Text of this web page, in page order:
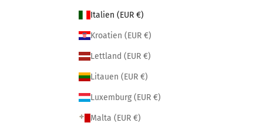
Italien (EUR €)
Kroatien (EUR €)
Lettland (EUR €)
Litauen (EUR €)
Luxemburg (EUR €)
Malta (EUR €)